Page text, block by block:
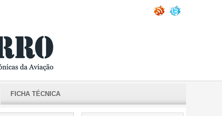
FICHA TÉCNICA